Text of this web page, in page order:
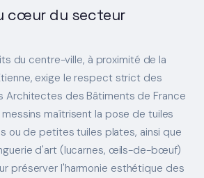
cœur du secteur
du centre-ville, à proximité de la
exige le respect strict des
Architectes des Bâtiments de France
messins maîtrisent la pose de tuiles
ou de petites tuiles plates, ainsi que
d'art (lucarnes, œils-de-bœuf)
préserver l'harmonie esthétique des